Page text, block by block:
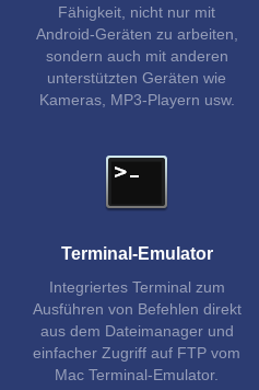
Fähigkeit, nicht nur mit
Android-Geräten zu arbeiten,
sondern auch mit anderen
unterstützten Geräten wie
Kameras, MP3-Playern usw.
Terminal-Emulator
Integriertes Terminal zum
Ausführen von Befehlen direkt
aus dem Dateimanager und
einfacher Zugriff auf FTP vom
Mac Terminal-Emulator.